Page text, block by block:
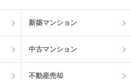
新築マンション
中古マンション
不動産売却